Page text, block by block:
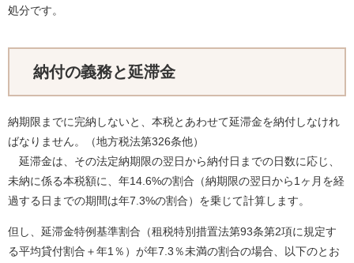
処分です。
納付の義務と延滞金
納期限までに完納しないと、本税とあわせて延滞金を納付しなけれ
ばなりません。（地方税法第326条他）
延滞金は、その法定納期限の翌日から納付日までの日数に応じ、
未納に係る本税額に、年14.6%の割合（納期限の翌日から1ヶ月を経
過する日までの期間は年7.3%の割合）を乗じて計算します。
但し、延滞金特例基準割合（租税特別措置法第93条第2項に規定す
る平均貸付割合＋年1％）が年7.3％未満の割合の場合、以下のとお